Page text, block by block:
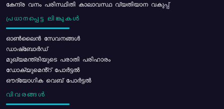
കേന്ദ്ര വനം പരിസ്ഥിതി കാലാവസ്ഥ വ്യതിയാന വകുപ്പ്
പ്രധാനപ്പെട്ട ലിങ്കുകൾ
ഓൺലൈൻ സേവനങ്ങൾ
ഡാഷ്ബോർഡ്
മുഖ്യമന്ത്രിയുടെ പരാതി പരിഹാരം
ഡോക്യുമെൻ്റ് പോർട്ടൽ
ഔദ്യോഗിക വെബ് പോർട്ടൽ
വിവരങ്ങൾ